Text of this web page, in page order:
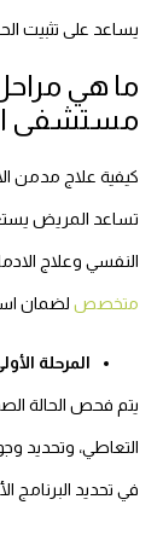
يساعد على تثبيت
ما هي
مستشفى
كيفية علاج مدمن
تساعد المريض
النفسي وعلاج
متخصص لضمان
المرحلة
يتم فحص الحالة
التعاطي، وتحديد
في تحديد